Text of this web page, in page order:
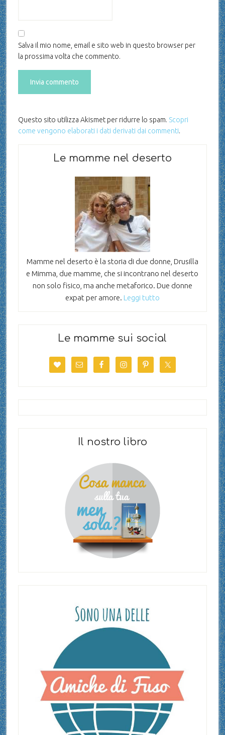
Salva il mio nome, email e sito web in questo browser per
la prossima volta che commento.
Questo sito utilizza Akismet per ridurre lo spam. Scopri
come vengono elaborati i dati derivati dai commenti.
Le mamme nel deserto
Mamme nel deserto è la storia di due donne, Drusilla
e Mimma, due mamme, che si incontrano nel deserto
non solo fisico, ma anche metaforico. Due donne
expat per amore. Leggi tutto
Le mamme sui social
Il nostro libro